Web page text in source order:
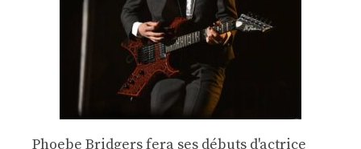
Phoebe Bridgers fera ses débuts d'actrice